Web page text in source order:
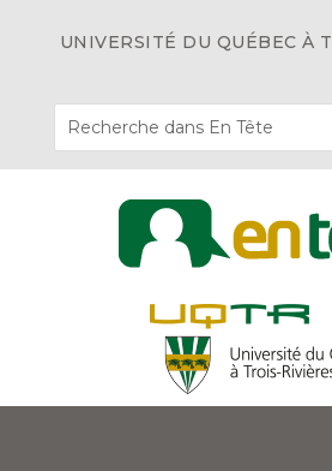
UNIVERSITÉ DU QUÉBEC À